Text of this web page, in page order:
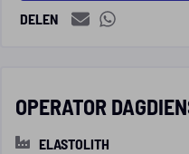
DELEN
OPERATOR
ELASTOLITH